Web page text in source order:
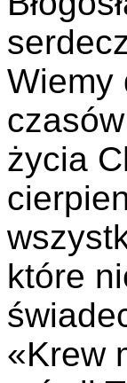
Wiemy
życia
które
«Krew